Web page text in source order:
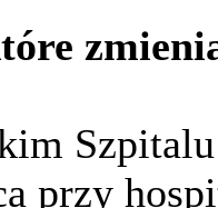
przy